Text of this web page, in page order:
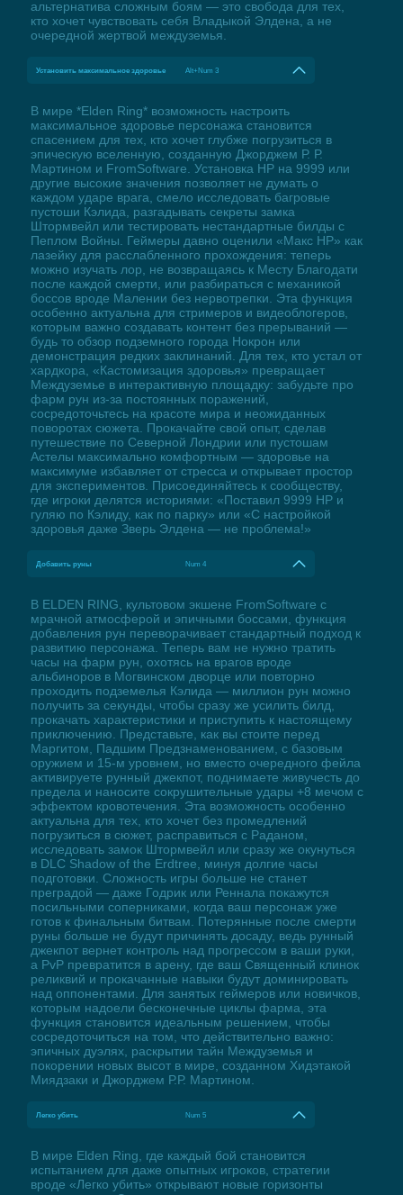
альтернатива сложным боям — это свобода для тех,
кто хочет чувствовать себя Владыкой Элдена, а не
очередной жертвой междуземья.
Установить максимальное здоровье Alt+Num 3
В мире *Elden Ring* возможность настроить
максимальное здоровье персонажа становится
спасением для тех, кто хочет глубже погрузиться в
эпическую вселенную, созданную Джорджем Р. Р.
Мартином и FromSoftware. Установка HP на 9999 или
другие высокие значения позволяет не думать о
каждом ударе врага, смело исследовать багровые
пустоши Кэлида, разгадывать секреты замка
Штормвейл или тестировать нестандартные билды с
Пеплом Войны. Геймеры давно оценили «Макс HP» как
лазейку для расслабленного прохождения: теперь
можно изучать лор, не возвращаясь к Месту Благодати
после каждой смерти, или разбираться с механикой
боссов вроде Малении без нервотрепки. Эта функция
особенно актуальна для стримеров и видеоблогеров,
которым важно создавать контент без прерываний —
будь то обзор подземного города Нокрон или
демонстрация редких заклинаний. Для тех, кто устал от
хардкора, «Кастомизация здоровья» превращает
Междуземье в интерактивную площадку: забудьте про
фарм рун из-за постоянных поражений,
сосредоточьтесь на красоте мира и неожиданных
поворотах сюжета. Прокачайте свой опыт, сделав
путешествие по Северной Лондрии или пустошам
Астелы максимально комфортным — здоровье на
максимуме избавляет от стресса и открывает простор
для экспериментов. Присоединяйтесь к сообществу,
где игроки делятся историями: «Поставил 9999 HP и
гуляю по Кэлиду, как по парку» или «С настройкой
здоровья даже Зверь Элдена — не проблема!»
Добавить руны Num 4
В ELDEN RING, культовом экшене FromSoftware с
мрачной атмосферой и эпичными боссами, функция
добавления рун переворачивает стандартный подход к
развитию персонажа. Теперь вам не нужно тратить
часы на фарм рун, охотясь на врагов вроде
альбиноров в Могвинском дворце или повторно
проходить подземелья Кэлида — миллион рун можно
получить за секунды, чтобы сразу же усилить билд,
прокачать характеристики и приступить к настоящему
приключению. Представьте, как вы стоите перед
Маргитом, Падшим Предзнаменованием, с базовым
оружием и 15-м уровнем, но вместо очередного фейла
активируете рунный джекпот, поднимаете живучесть до
предела и наносите сокрушительные удары +8 мечом с
эффектом кровотечения. Эта возможность особенно
актуальна для тех, кто хочет без промедлений
погрузиться в сюжет, расправиться с Раданом,
исследовать замок Штормвейл или сразу же окунуться
в DLC Shadow of the Erdtree, минуя долгие часы
подготовки. Сложность игры больше не станет
преградой — даже Годрик или Реннала покажутся
посильными соперниками, когда ваш персонаж уже
готов к финальным битвам. Потерянные после смерти
руны больше не будут причинять досаду, ведь рунный
джекпот вернет контроль над прогрессом в ваши руки,
а PvP превратится в арену, где ваш Священный клинок
реликвий и прокачанные навыки будут доминировать
над оппонентами. Для занятых геймеров или новичков,
которым надоели бесконечные циклы фарма, эта
функция становится идеальным решением, чтобы
сосредоточиться на том, что действительно важно:
эпичных дуэлях, раскрытии тайн Междуземья и
покорении новых высот в мире, созданном Хидэтакой
Миядзаки и Джорджем Р.Р. Мартином.
Легко убить Num 5
В мире Elden Ring, где каждый бой становится
испытанием для даже опытных игроков, стратегии
вроде «Легко убить» открывают новые горизонты